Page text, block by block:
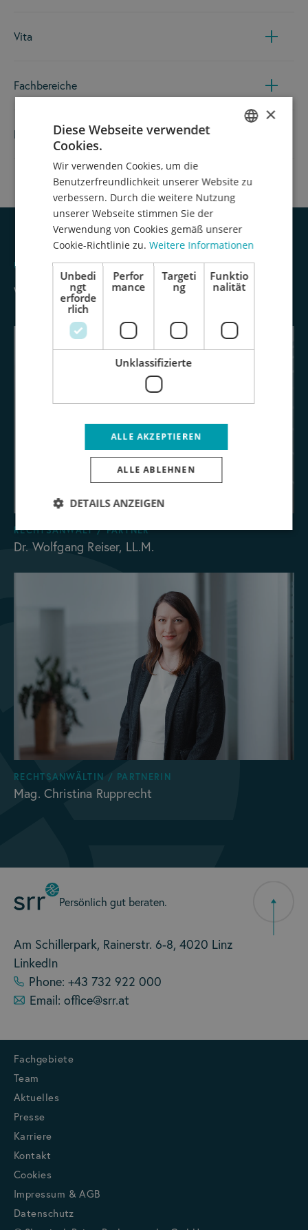
Vita
Fachbereiche
Referenzen
UNSER TEAM
Weitere Rechtsanwält:innen
RECHTSANWALT / PARTNER
Dr. Wolfgang Reiser, LL.M.
RECHTSANWÄLTIN / PARTNERIN
Mag. Christina Rupprecht
Persönlich gut beraten.
Am Schillerpark, Rainerstr. 6-8, 4020 Linz
LinkedIn
Phone: +43 732 922 000
Email: office@srr.at
Fachgebiete
Team
Aktuelles
Presse
Karriere
Kontakt
Cookies
Impressum & AGB
Datenschutz
×
Diese Webseite verwendet
Cookies.
Wir verwenden Cookies, um die
Benutzerfreundlichkeit unserer Website zu
verbessern. Durch die weitere Nutzung
unserer Webseite stimmen Sie der
Verwendung von Cookies gemäß unserer
Cookie-Richtlinie zu. Weitere Informationen
Unbedi
ngt
erforde
rlich
Perfor
mance
Targeti
ng
Funktio
nalität
Unklassifizierte
ALLE AKZEPTIEREN
ALLE ABLEHNEN
DETAILS ANZEIGEN